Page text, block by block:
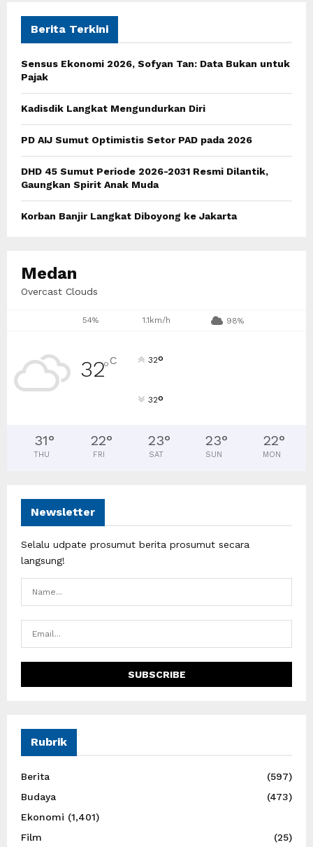
f
r
H
Berita Terkini
Sensus Ekonomi 2026, Sofyan Tan: Data Bukan untuk
Pajak
Kadisdik Langkat Mengundurkan Diri
PD AIJ Sumut Optimistis Setor PAD pada 2026
DHD 45 Sumut Periode 2026-2031 Resmi Dilantik,
Gaungkan Spirit Anak Muda
Korban Banjir Langkat Diboyong ke Jakarta
Medan
Overcast Clouds
54% 1.1km/h 98%
32°C 32°
32°
31°
THU
22°
FRI
23°
SAT
23°
SUN
22°
MON
Newsletter
Selalu udpate prosumut berita prosumut secara
langsung!
Rubrik
Berita
(597)
Budaya
(473)
Ekonomi (1,401)
Film
(25)